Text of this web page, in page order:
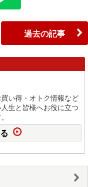
過去の記事
い得・オトク情報など
生と皆様へお役に立つ